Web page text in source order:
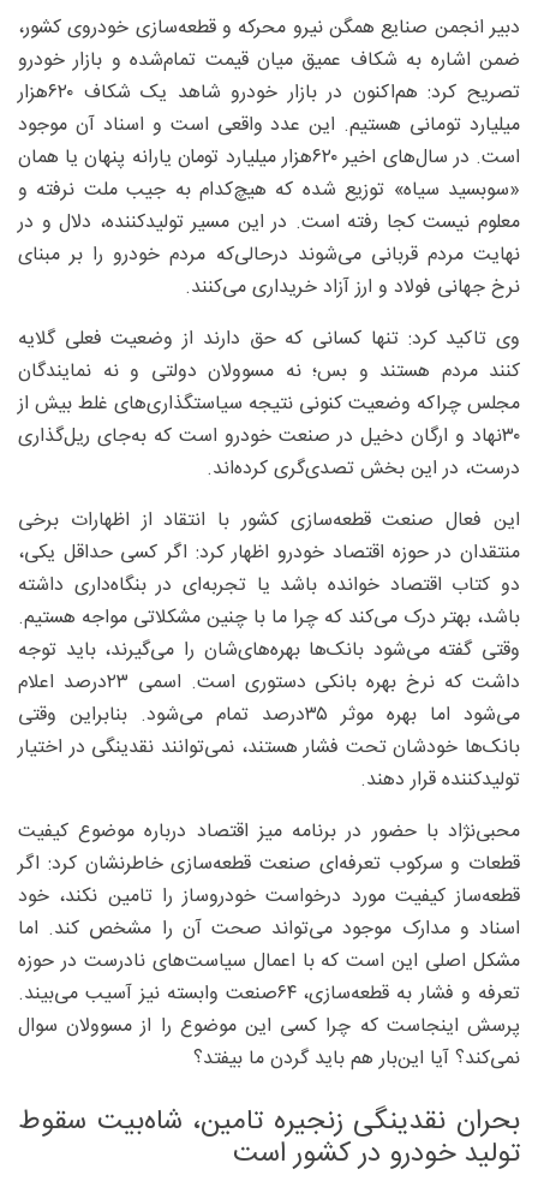
دبیر انجمن صنایع همگن نیرو محرکه و قطعه‌سازی خودروی کشور،
ضمن اشاره به شکاف عمیق میان قیمت تمام‌شده و بازار خودرو
تصریح کرد: هم‌اکنون در بازار خودرو شاهد یک شکاف ۶۲۰‌هزار
میلیارد تومانی هستیم. این عدد واقعی است و اسناد آن موجود
است. در سال‌های اخیر ۶۲۰‌هزار میلیارد تومان یارانه پنهان یا همان
«سوبسید سیاه» توزیع شده که هیچ‌کدام به جیب ملت نرفته و
معلوم نیست کجا رفته است. در این مسیر تولیدکننده، دلال و در
نهایت مردم قربانی می‌شوند درحالی‌که مردم خودرو را بر مبنای
نرخ جهانی فولاد و ارز آزاد خریداری می‌کنند.
وی تاکید کرد: تنها کسانی که حق دارند از وضعیت فعلی گلایه
کنند مردم هستند و بس؛ نه مسوولان دولتی و نه نمایندگان
مجلس چراکه وضعیت کنونی نتیجه سیاستگذاری‌های غلط بیش از
۳۰نهاد و ارگان دخیل در صنعت خودرو است که به‌جای ریل‌گذاری
درست، در این بخش تصدی‌گری کرده‌اند.
این فعال صنعت قطعه‌سازی کشور با انتقاد از اظهارات برخی
منتقدان در حوزه اقتصاد خودرو اظهار کرد: اگر کسی حداقل یکی،
دو کتاب اقتصاد خوانده باشد یا تجربه‌ای در بنگاه‌داری داشته
باشد، بهتر درک می‌کند که چرا ما با چنین مشکلاتی مواجه هستیم.
وقتی گفته می‌شود بانک‌ها بهره‌های‌شان را می‌گیرند، باید توجه
داشت که نرخ بهره بانکی دستوری است. اسمی ۲۳‌درصد اعلام
می‌شود اما بهره موثر ۳۵‌درصد تمام می‌شود. بنابراین وقتی
بانک‌ها خودشان تحت فشار هستند، نمی‌توانند نقدینگی در اختیار
تولیدکننده قرار دهند.
محبی‌نژاد با حضور در برنامه میز اقتصاد درباره موضوع کیفیت
قطعات و سرکوب تعرفه‌ای صنعت قطعه‌سازی خاطرنشان کرد: اگر
قطعه‌ساز کیفیت مورد درخواست خودروساز را تامین نکند، خود
اسناد و مدارک موجود می‌تواند صحت آن را مشخص کند. اما
مشکل اصلی این است که با اعمال سیاست‌های نادرست در حوزه
تعرفه و فشار به قطعه‌سازی، ۶۴صنعت وابسته نیز آسیب می‌بیند.
پرسش اینجاست که چرا کسی این موضوع را از مسوولان سوال
نمی‌کند؟ آیا این‌بار هم باید گردن ما بیفتد؟
بحران نقدینگی زنجیره تامین، شاه‌بیت سقوط
تولید خودرو در کشور است